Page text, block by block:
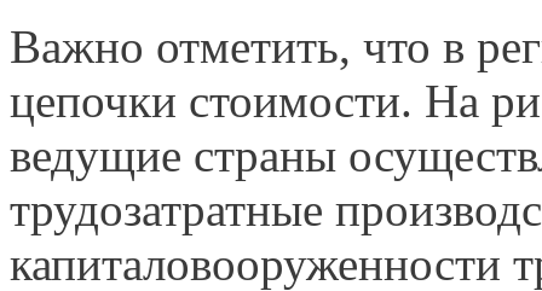
Важно отметить, что в
цепочки стоимости. На
ведущие страны
трудозатратные
капиталовооруженности